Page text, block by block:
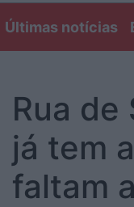
Últimas notícias
Rua de
já tem
faltam